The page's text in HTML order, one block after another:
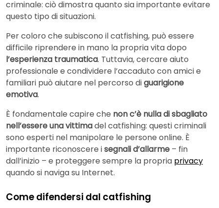
criminale: ciò dimostra quanto sia importante evitare
questo tipo di situazioni.
Per coloro che subiscono il catfishing, può essere
difficile riprendere in mano la propria vita dopo
l’esperienza traumatica. Tuttavia, cercare aiuto
professionale e condividere l’accaduto con amici e
familiari può aiutare nel percorso diguarigione
emotiva.
È fondamentale capire che non c’è nulla di sbagliato
nell’essere una vittimadel catfishing: questi criminali
sono esperti nel manipolare le persone online. È
importante riconoscere isegnali d’allarme – fin
dall’inizio – e proteggere sempre la propria privacy
quando si naviga su Internet.
Come difendersi dal catfishing